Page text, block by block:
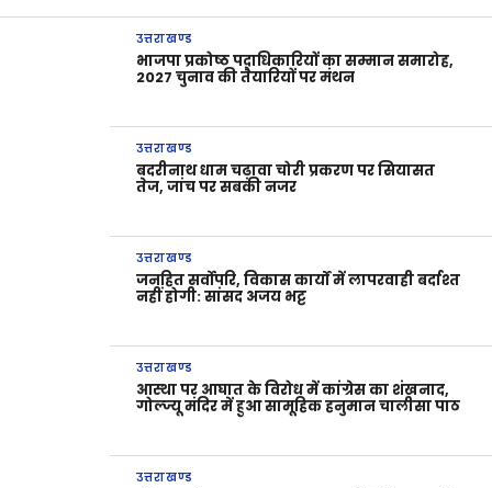
उत्तराखण्ड
भाजपा प्रकोष्ठ पदाधिकारियों का सम्मान समारोह,
2027 चुनाव की तैयारियों पर मंथन
उत्तराखण्ड
बदरीनाथ धाम चढ़ावा चोरी प्रकरण पर सियासत
तेज, जांच पर सबकी नजर
उत्तराखण्ड
जनहित सर्वोपरि, विकास कार्यों में लापरवाही बर्दाश्त
नहीं होगी: सांसद अजय भट्ट
उत्तराखण्ड
आस्था पर आघात के विरोध में कांग्रेस का शंखनाद,
गोल्ज्यू मंदिर में हुआ सामूहिक हनुमान चालीसा पाठ
उत्तराखण्ड